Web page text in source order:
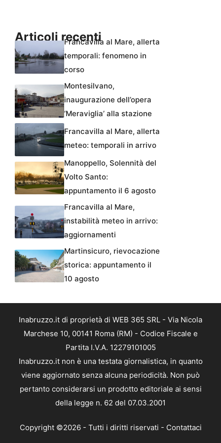
Articoli recentiFrancavilla al Mare, allerta
temporali: fenomeno in
corso
Montesilvano,
inaugurazione dell’opera
‘Meraviglia’ alla stazione
Francavilla al Mare, allerta
meteo: temporali in arrivo
Manoppello, Solennità del
Volto Santo:
appuntamento il 6 agosto
Francavilla al Mare,
instabilità meteo in arrivo:
aggiornamenti
Martinsicuro, rievocazione
storica: appuntamento il
10 agosto
Inabruzzo.it di proprietà di WEB 365 SRL - Via Nicola
Marchese 10, 00141 Roma (RM) - Codice Fiscale e
Partita I.V.A. 12279101005
Inabruzzo.it non è una testata giornalistica, in quanto
viene aggiornato senza alcuna periodicità. Non può
pertanto considerarsi un prodotto editoriale ai sensi
della legge n. 62 del 07.03.2001
Copyright ©2026 - Tutti i diritti riservati - Contattaci